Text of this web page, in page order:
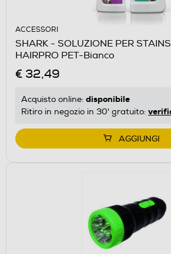
ACCESSORI
SHARK - SOLUZIONE PER
HAIRPRO PET-Bianco
€ 32,49
Acquisto online: disponibile
Ritiro in negozio in 30' gratuito:
AGGIUNGI